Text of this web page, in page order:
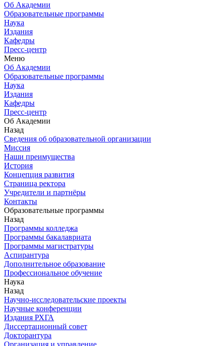
Об Академии
Образовательные программы
Наука
Издания
Кафедры
Пресс-центр
Меню
Об Академии
Образовательные программы
Наука
Издания
Кафедры
Пресс-центр
Об Академии
Назад
Сведения об образовательной организации
Миссия
Наши преимущества
История
Концепция развития
Страница ректора
Учредители и партнёры
Контакты
Образовательные программы
Назад
Программы колледжа
Программы бакалавриата
Программы магистратуры
Аспирантура
Дополнительное образование
Профессиональное обучение
Наука
Назад
Научно-исследовательские проекты
Научные конференции
Издания РХГА
Диссертационный совет
Докторантура